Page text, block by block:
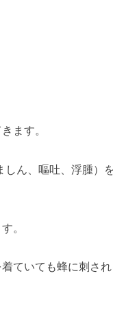
ます。
ん、嘔吐、浮腫）
。
ていても蜂に刺され